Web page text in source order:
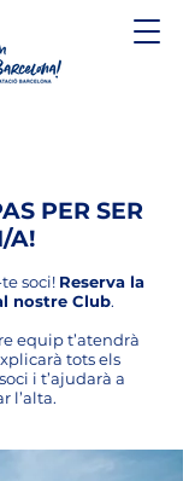
PER SER
A!
soci! Reserva la
nostre Club.
equip t’atendrà
tots els
i t’ajudarà a
l’alta.